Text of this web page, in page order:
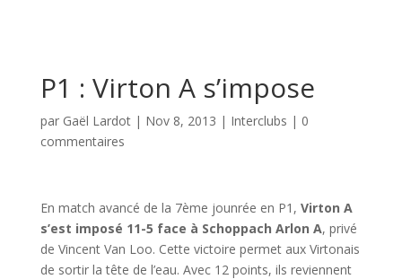
P1 : Virton A s’impose
par Gaël Lardot| Nov 8, 2013 | Interclubs | 0
commentaires
En match avancé de la 7ème jounrée en P1, Virton A
s’est imposé 11-5 face à Schoppach Arlon A, privé
de Vincent Van Loo. Cette victoire permet aux Virtonais
de sortir la tête de l’eau. Avec 12 points, ils reviennent